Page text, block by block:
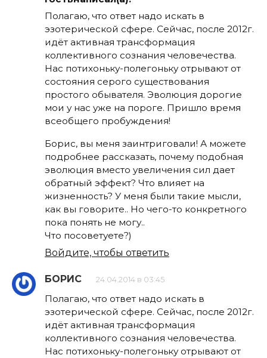
Полагаю, что ответ надо искать в
эзотерической сфере. Сейчас, после 2012г.
идёт активная трансформация
коллективного сознания человечества.
Нас потихоньку-полегоньку отрывают от
состояния серого существования
простого обывателя. Эволюция дорогие
мои у нас уже на пороге. Пришло время
всеобщего пробуждения!
Борис, вы меня заинтриговали! А можете
подробнее рассказать, почему подобная
эволюция вместо увеличения сил дает
обратный эффект? Что влияет на
жизненность? У меня были такие мысли,
как вы говорите.. Но чего-то конкретного
пока понять не могу..
Что посоветуете?)
Войдите, чтобы ответить
БОРИС 24.04.2014 в 03:45
Полагаю, что ответ надо искать в
эзотерической сфере. Сейчас, после 2012г.
идёт активная трансформация
коллективного сознания человечества.
Нас потихоньку-полегоньку отрывают от